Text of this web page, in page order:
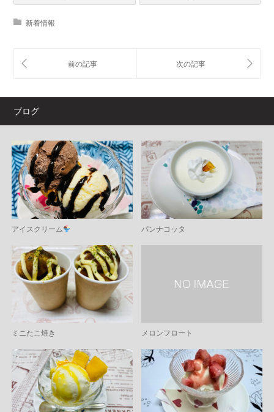
新着情報
ブログ
アイスクリーム パンナコッタ
ミニたこ焼き メロンフロート